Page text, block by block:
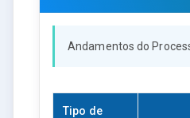
Andamentos do
Tipo de